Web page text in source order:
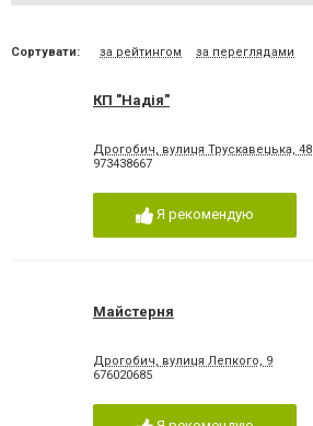
Сортувати: за рейтингом за переглядами
КП "Надія"
Дрогобич, вулиця Трускавецька, 48
973438667
Я рекомендую
Майстерня
Дрогобич, вулиця Лепкого, 9
676020685